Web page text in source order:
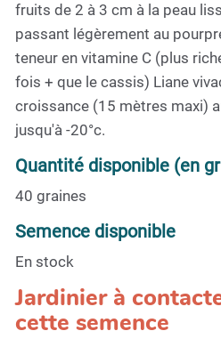
fruits de 2 à 3 cm à la peau
passant légèrement au
teneur en vitamine C (plus
fois + que le cassis) Liane
croissance (15 mètres maxi)
jusqu'à -20°c.
Quantité disponible (en
40 graines
Semence disponible
En stock
Jardinier à
cette semence